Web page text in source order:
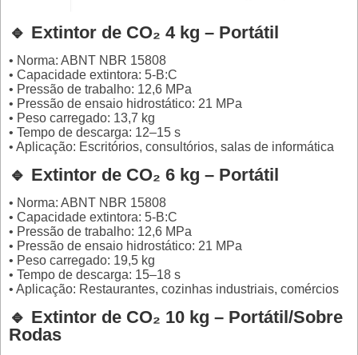
🔹 Extintor de CO₂ 4 kg – Portátil
• Norma: ABNT NBR 15808
• Capacidade extintora: 5-B:C
• Pressão de trabalho: 12,6 MPa
• Pressão de ensaio hidrostático: 21 MPa
• Peso carregado: 13,7 kg
• Tempo de descarga: 12–15 s
• Aplicação: Escritórios, consultórios, salas de informática
🔹 Extintor de CO₂ 6 kg – Portátil
• Norma: ABNT NBR 15808
• Capacidade extintora: 5-B:C
• Pressão de trabalho: 12,6 MPa
• Pressão de ensaio hidrostático: 21 MPa
• Peso carregado: 19,5 kg
• Tempo de descarga: 15–18 s
• Aplicação: Restaurantes, cozinhas industriais, comércios
🔹 Extintor de CO₂ 10 kg – Portátil/Sobre
Rodas